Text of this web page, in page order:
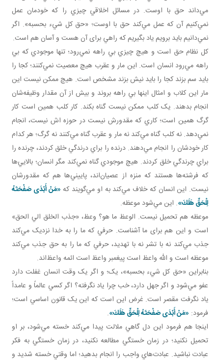
مي‌داند حق با اوست. در مسائل اخلاقي چيزي را که خودمان عمل
نمي‌کنيم آن که عمل مي‌کند حق با اوست؛ «حق کل شيء بحسبه». اگر
نمي‌دانيم بايد برويم ياد بگيريم که راهي برای آن هست و آسان‌ هم است.
کل نظام حق است و هيچ چيزي بي راهه نمي‌رود؛ تنها موجودي که بي
راهه مي‌رود انسان است. اين مار و عقرب هيچ معصيت نمي‌کنند؛ کجا را
بايد سم بزند کجا را بايد نيش بزند مشخص است. هيچ ممکن نيست اين
مار اين کلاب و امثال اينها بي راهه بروند و بيش از آن مقدار وظيفه‌شان
انجام بدهند. يک کلب ممکن نيست گناه بکند. کار کلب همين است کار
گرگ همين است؛ کاري که مقدورش نيست در حوزه اش نيست، انجام
نمي‌دهد. نه کلب گناه مي‌کند نه مار و عقرب گناه مي‌کنند نه گرگ؛ هر کدام
کار خودشان را انجام مي‌دهند. درنده را براي درندگي خلق کردند، چرنده را
براي چرندگي خلق کردند. هيچ موجودي گناه نمي‌کند مگر انسان؛ بالايي‌ها
که فرشته‌ها هستند که منزه از عصيان‌اند، پاييني‌ها هم که مقدورشان
نيست. اين انسان که خلاف مي‌کند به او مي‌گويند که «مَنْ أَبْدَى صَفْحَتَهُ
لِلْحَقِّ هَلَكَ». اين مي‌شود موعظه.
موعظه هم تحميل نيست. الوعظ ما هو؟ وعظ، «جذب الخلق الي الحق»
است و اين هم برای ما آشناست. حرفي که ما را به خدا نزديک مي‌کند
جذب مي‌کند نه با تشر نه با تهديد، حرفي که ما را به حق جذب مي‌کند
موعظه است و الله واعظ است پيغمبر واعظ است ائمه واعظ‌اند.
بنابراين «حق کل شيء بحسبه»، يک؛ و اگر يک وقت انسان غفلت دارد
عفو مي‌شود و اگر جهل دارد، خب چرا ياد نگرفته؟ اگر کسي عالماً و عامداً
ياد نگرفت مقصر است. غرض اين است که اين يک قانون اساسي است؛
فرمود: «مَنْ أَبْدَى صَفْحَتَهُ لِلْحَقِّ هَلَكَ».
اينجا هم فرمود اين دل گاهي ملالت پيدا مي‌کند خسته مي‌شود، بر او
تحميل نکنيد؛ در زمان خستگي مطالعه نکنيد، در زمان خستگي به فکر
عبادت نباشيد. عبادت‌هاي واجب را انجام بدهيد؛ اما وقتي خسته شديد و